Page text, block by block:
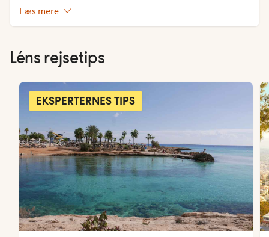
Læs mere
Léns rejsetips
EKSPERTERNES TIPS